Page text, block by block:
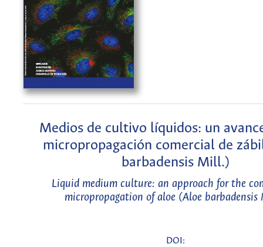
Medios de cultivo líquidos: un
micropropagación comercial de
barbadensis Mill.)
Liquid medium culture: an approach for the
micropropagation of aloe (Aloe
DOI: